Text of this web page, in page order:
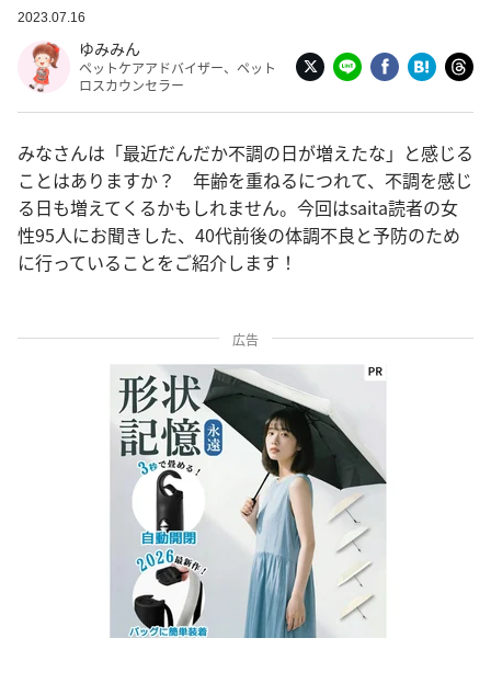
2023.07.16
ゆみみん
ペットケアアドバイザー、ペット
ロスカウンセラー
みなさんは「最近だんだか不調の日が増えたな」と感じる
ことはありますか？ 年齢を重ねるにつれて、不調を感じ
る日も増えてくるかもしれません。今回はsaita読者の女
性95人にお聞きした、40代前後の体調不良と予防のため
に行っていることをご紹介します！
広告